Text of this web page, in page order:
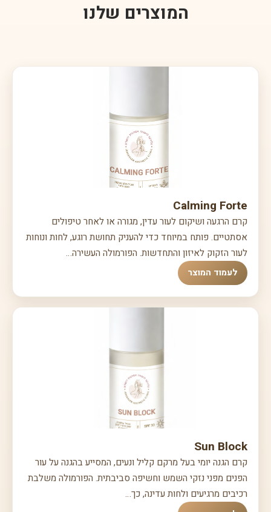
המוצרים שלנו
Calming Forte
קרם הרגעה ושיקום לעור עדין, מגורה או לאחר טיפולים
אסתטיים. פותח במיוחד כדי להעניק תחושת רוגע, לחות ונוחות
לעור הזקוק לאיזון והתחדשות. הפורמולה העשירה…
לעמוד המוצר
Sun Block
קרם הגנה יומי בעל מרקם קליל ונעים, המסייע בהגנה על עור
הפנים מפני נזקי השמש וחשיפה סביבתית. הפורמולה משלבת
רכיבים מרגיעים ולחות עדינה, כך…